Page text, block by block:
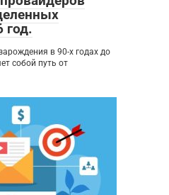
год.
в 90-х годах до
собой путь от